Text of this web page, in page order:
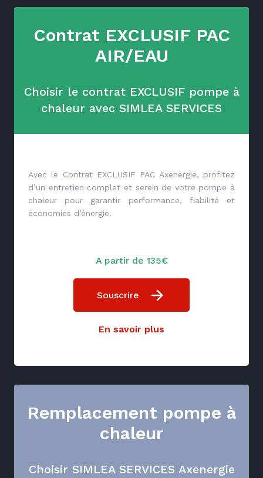
Contrat EXCLUSIF PAC
AIR/EAU
Choisir le contrat EXCLUSIF pompe à
chaleur avec SIMLEA SERVICES
Avec le Contrat EXCLUSIF PAC Axenergie, profitez
d’un entretien complet et serein de votre pompe à
chaleur pour garantir performance, fiabilité et
économies d’énergie.
A partir de 135€
Souscrire
En savoir plus
Remplacement pompe à
chaleur
Choisir SIMLEA SERVICES Axenergie